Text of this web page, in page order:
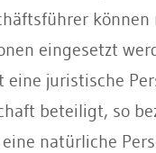
können
eingesetzt
eine juristische
beteiligt, so
natürliche